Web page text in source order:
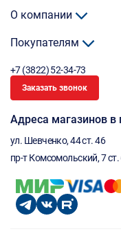
О компании
Покупателям
+7 (3822) 52-34-73
Заказать звонок
Адреса магазинов в
ул. Шевченко, 44 ст. 46
пр-т Комсомольский, 7 ст.